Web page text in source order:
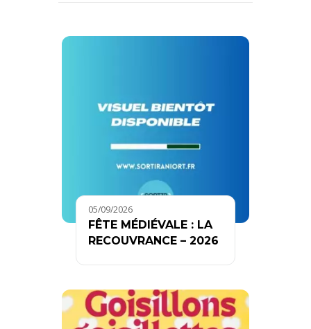
05/09/2026
FÊTE MÉDIÉVALE : LA
RECOUVRANCE – 2026